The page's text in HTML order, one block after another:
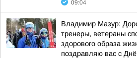
09:04
Владимир Мазур:
тренеры, ветераны
здорового образа
поздравляю вас с